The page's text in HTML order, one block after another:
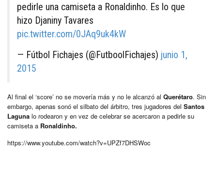
pedirle una camiseta a Ronaldinho. Es lo que
hizo Djaniny Tavares
pic.twitter.com/0JAq9uk4kW
— Fútbol Fichajes (@FutboolFichajes) junio 1,
2015
Al final el ‘score’ no se movería más y no le alcanzó al Querétaro. Sin
embargo, apenas sonó el silbato del árbitro, tres jugadores del Santos
Laguna lo rodearon y en vez de celebrar se acercaron a pedirle su
camiseta a Ronaldinho.
https://www.youtube.com/watch?v=UPZf7DHSWoc